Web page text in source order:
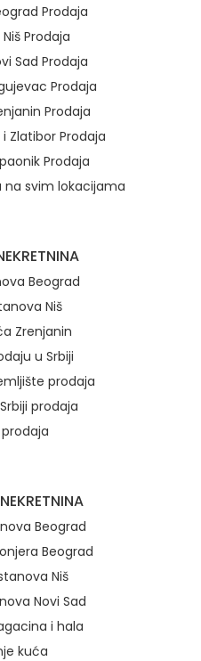
Prodaja
Prodaja
Sad Prodaja
Prodaja
Prodaja
Zlatibor Prodaja
Prodaja
na svim lokacijama
Beograd
Niš
Zrenjanin
u Srbiji
prodaja
prodaja
Beograd
Beograd
Niš
Novi Sad
i hala
kuća